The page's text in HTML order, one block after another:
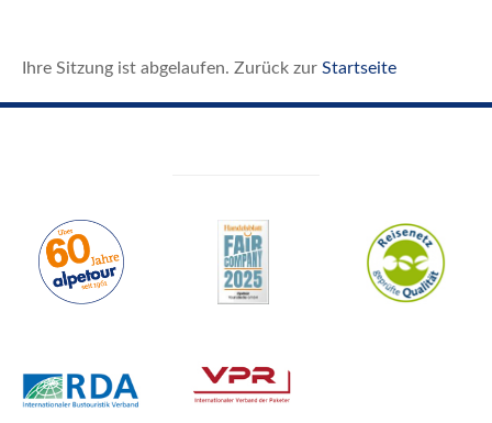
Ihre Sitzung ist abgelaufen. Zurück zur Startseite